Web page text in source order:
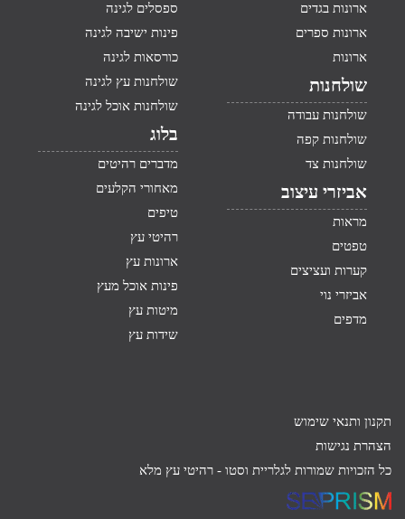
ארונות בגדים
ארונות ספרים
ארונות
שולחנות
שולחנות עבודה
שולחנות קפה
שולחנות צד
אביזרי עיצוב
מראות
טפטים
קערות ועציצים
אביזרי נוי
מדפים
ספסלים לגינה
פינות ישיבה לגינה
כורסאות לגינה
שולחנות עץ לגינה
שולחנות אוכל לגינה
בלוג
מדברים רהיטים
מאחורי הקלעים
טיפים
רהיטי עץ
ארונות עץ
פינות אוכל מעץ
מיטות עץ
שידות עץ
תקנון ותנאי שימוש
הצהרת נגישות
כל הזכויות שמורות לגלריית וסטו - רהיטי עץ מלא